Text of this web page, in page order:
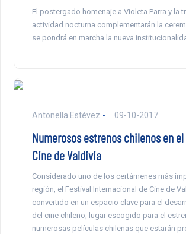
El postergado homenaje a Violeta Parra y la
actividad nocturna complementarán la
se pondrá en marcha la nueva
Antonella Estévez 09-10-2017
Numerosos estrenos chilenos en
Cine de Valdivia
Considerado uno de los certámenes más
región, el Festival Internacional de Cine de
convertido en un espacio clave para el
del cine chileno, lugar escogido para el
numerosas películas chilenas que estarán